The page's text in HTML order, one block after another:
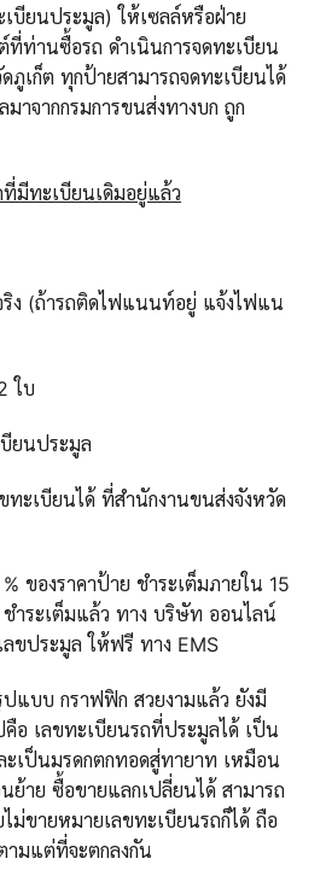
บียนประมูล) ให้เซลล์หรือฝ่าย
ที่ท่านซื้อรถ ดำเนินการจดทะเบียน
ภูเก็ต ทุกป้ายสามารถจดทะเบียนได้
าจากกรมการขนส่งทางบก ถูก
มีทะเบียนเดิมอยู่แล้ว
ริง (ถ้ารถติดไฟแนนท์อยู่ แจ้งไฟแน
ใบ
บียนประมูล
ทะเบียนได้ ที่สำนักงานขนส่งจังหวัด
ของราคาป้าย ชำระเต็มภายใน 15
ชำระเต็มแล้ว ทาง บริษัท ออนไลน์
ลขประมูล ให้ฟรี ทาง EMS
แบบ กราฟฟิก สวยงามแล้ว ยังมี
อ เลขทะเบียนรถที่ประมูลได้ เป็น
เป็นมรดกตกทอดสู่ทายาท เหมือน
าย ซื้อขายแลกเปลี่ยนได้ สามารถ
ม่ขายหมายเลขทะเบียนรถก็ได้ ถือ
ามแต่ที่จะตกลงกัน